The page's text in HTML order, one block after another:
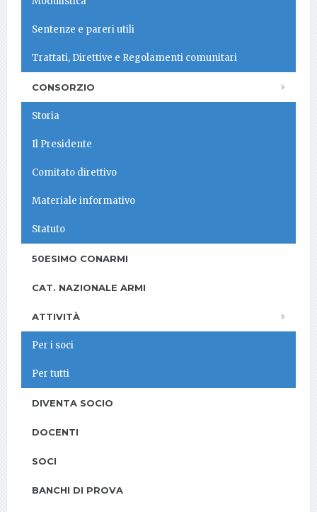
Sentenze e pareri utili
Trattati, Direttive e Regolamenti comunitari
CONSORZIO
Storia
Il Presidente
Comitato direttivo
Materiale informativo
Statuto
50ESIMO CONARMI
CAT. NAZIONALE ARMI
ATTIVITÀ
Per i soci
Per tutti
DIVENTA SOCIO
DOCENTI
SOCI
BANCHI DI PROVA